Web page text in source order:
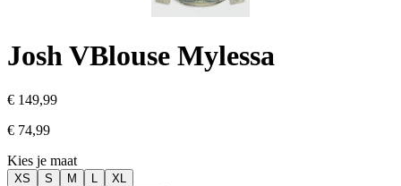
Josh VBlouse Mylessa
€ 149,99
€ 74,99
Kies je maat
XS S M
XL